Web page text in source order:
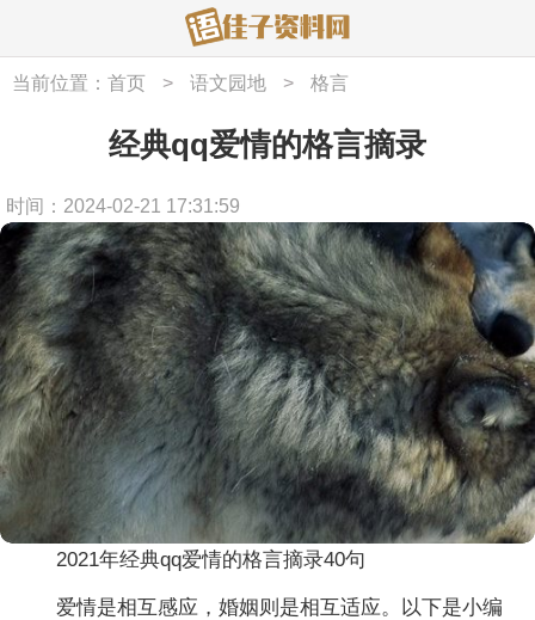
当前位置： 首页 > 语文园地 > 格言
经典qq爱情的格言摘录
时间：2024-02-21 17:31:59
2021年经典qq爱情的格言摘录40句
爱情是相互感应，婚姻则是相互适应。以下是小编